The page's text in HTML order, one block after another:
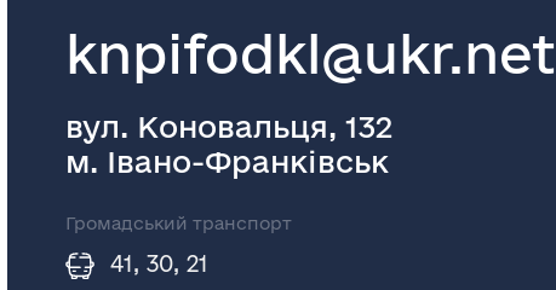
knpifodkl@ukr.net
вул. Коновальця, 132
м. Івано-Франківськ
Громадський транспорт
41, 30, 21